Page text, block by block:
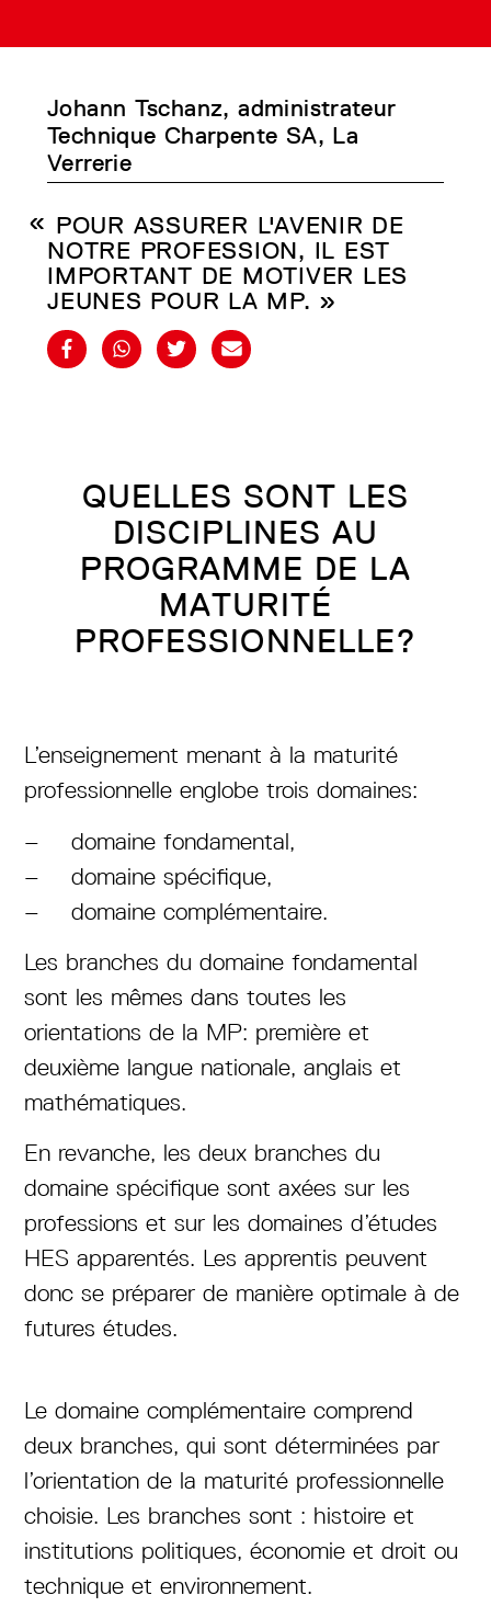
Johann Tschanz, administrateur
Technique Charpente SA, La
Verrerie
POUR ASSURER L'AVENIR DE
NOTRE PROFESSION, IL EST
IMPORTANT DE MOTIVER LES
JEUNES POUR LA MP. »
QUELLES SONT LES
DISCIPLINES AU
PROGRAMME DE LA
MATURITÉ
PROFESSIONNELLE?
L’enseignement menant à la maturité
professionnelle englobe trois domaines:
domaine fondamental,
domaine spécifique,
domaine complémentaire.
Les branches du domaine fondamental
sont les mêmes dans toutes les
orientations de la MP: première et
deuxième langue nationale, anglais et
mathématiques.
En revanche, les deux branches du
domaine spécifique sont axées sur les
professions et sur les domaines d’études
HES apparentés. Les apprentis peuvent
donc se préparer de manière optimale à de
futures études.
Le domaine complémentaire comprend
deux branches, qui sont déterminées par
l’orientation de la maturité professionnelle
choisie. Les branches sont : histoire et
institutions politiques, économie et droit ou
technique et environnement.